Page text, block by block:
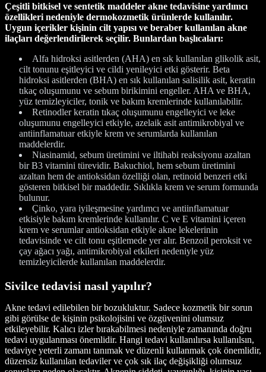
Çeşitli bitkisel ve sentetik maddeler akne tedavisine yardımcı
özellikleri nedeniyle dermokozmetik ürünlerde kullanılır.
Uygun içerikler kişinin cilt yapısı ve beraber kullanılan akne
ilaçları değerlendirilerek seçilir. Bunlardan başlıcaları:
Alfa hidroksi asitlerden (AHA) en sık kullanılan glikolik asit,
cilt tonunu eşitleyici ve cildi yenileyici etki gösterir. Beta
hidroksi asitlerden (BHA) en sık kullanılan salisilik asit, keratin
tıkaç oluşumunu ve sebum birikimini engeller. AHA ve BHA,
yüz temizleyiciler, tonik ve bakım kremlerinde kullanılabilir.
Retinodler keratin tıkaç oluşumunu engelleyici ve leke
oluşumunu engelleyici etkiyle, azelaik asit antimikrobiyal ve
antiinflamatuar etkiyle krem ve serumlarda kullanılan
maddelerdir.
Niasinamid, sebum üretimini ve iltihabi reaksiyonu azaltan
bir B3 vitamini türevidir. Bakuchiol, hem sebum üretimini
azaltan hem de antioksidan özelliği olan, retinoid benzeri etki
gösteren bitkisel bir maddedir. Sıklıkla krem ve serum formunda
bulunur.
Çinko, yara iyileşmesine yardımcı ve antiinflamatuar
etkisiyle bakım kremlerinde kullanılır. C ve E vitamini içeren
krem ve serumlar antioksidan etkiyle akne lekelerinin
tedavisinde ve cilt tonu eşitlemede yer alır. Benzoil peroksit ve
çay ağacı yağı, antimikrobiyal etkileri nedeniyle yüz
temizleyicilerde kullanılan maddelerdir.
Sivilce tedavisi nasıl yapılır?
Akne tedavi edilebilen bir bozukluktur. Sadece kozmetik bir sorun
gibi görülse de kişinin psikolojisini ve özgüvenini olumsuz
etkileyebilir. Kalıcı izler bırakabilmesi nedeniyle zamanında doğru
tedavi uygulanması önemlidir. Hangi tedavi kullanılırsa kullanılsın,
tedaviye yeterli zamanı tanımak ve düzenli kullanmak çok önemlidir,
düzensiz kullanılan tedaviler ve çok sık ilaç değişikliği olumsuz